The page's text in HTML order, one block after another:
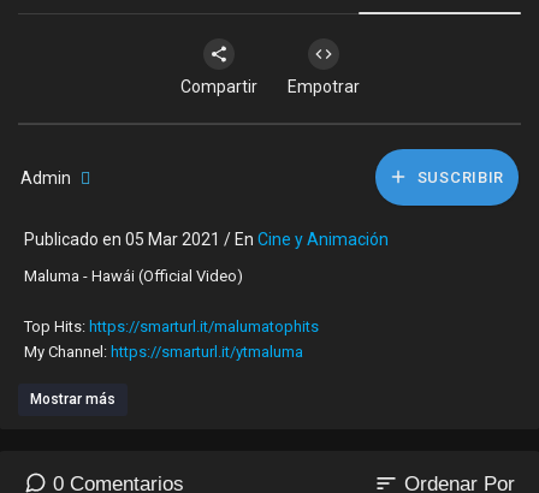
Compartir Empotrar
Admin SUSCRIBIR
Publicado en 05 Mar 2021 / En Cine y Animación
Maluma - Hawái (Official Video)
Top Hits: https://smarturl.it/malumatophits
My Channel: https://smarturl.it/ytmaluma
Music:
Spotify:https://smarturl.it/MHawai/spotify
Mostrar más
0 Comentarios sort Ordenar Por